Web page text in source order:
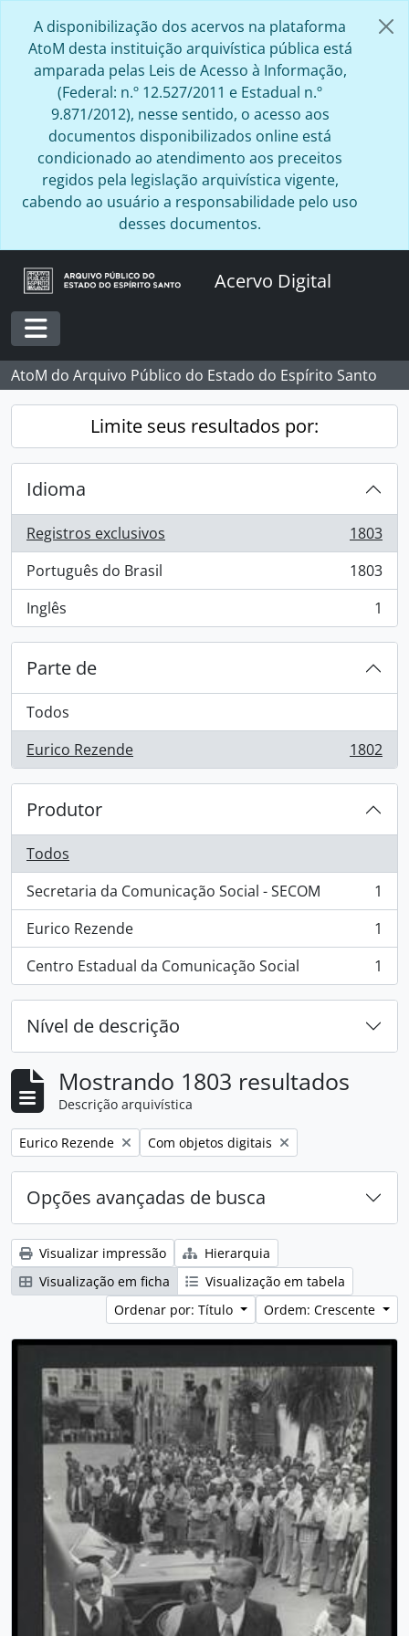
A disponibilização dos acervos na plataforma
AtoM desta instituição arquivística pública está
amparada pelas Leis de Acesso à Informação,
(Federal: n.º 12.527/2011 e Estadual n.º
9.871/2012), nesse sentido, o acesso aos
documentos disponibilizados online está
condicionado ao atendimento aos preceitos
regidos pela legislação arquivística vigente,
cabendo ao usuário a responsabilidade pelo uso
desses documentos.
Acervo Digital
Toggle navigation
AtoM do Arquivo Público do Estado do Espírito Santo
Limite seus resultados por:
Idioma
Registros exclusivos
, 1803 resultados
1803
Português do Brasil
, 1803 resultados
1803
Inglês
, 1 resultados 1
Parte de
Todos
Eurico Rezende
, 1802 resultados 1802
Produtor
Todos
Secretaria da Comunicação Social - SECOM
, 1 resultados
1
Eurico Rezende
, 1 resultados
1
Centro Estadual da Comunicação Social
, 1 resultados 1
Nível de descrição
Mostrando 1803 resultados
Descrição arquivística
Remover filtro:
Eurico Rezende Remover filtro:
Com objetos digitais
Opções avançadas de busca
Visualizar impressão
Hierarquia
Visualização em ficha
Visualização em tabela
Ordenar por: Título
Ordem: Crescente